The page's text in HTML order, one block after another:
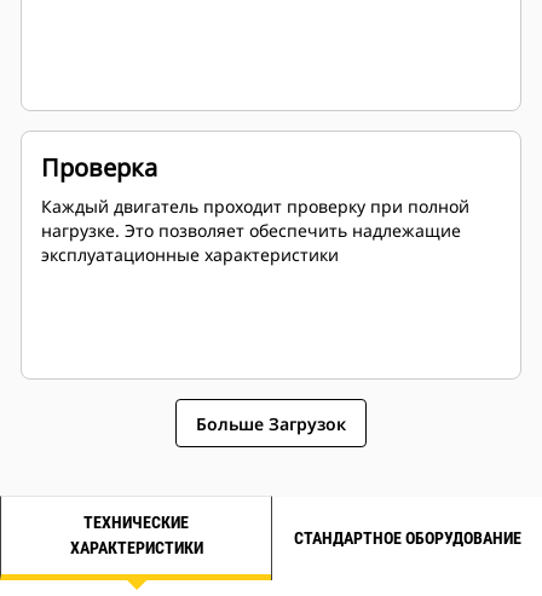
Проверка
Каждый двигатель проходит проверку при полной
нагрузке. Это позволяет обеспечить надлежащие
эксплуатационные характеристики
Больше Загрузок
ТЕХНИЧЕСКИЕ
ХАРАКТЕРИСТИКИ
СТАНДАРТНОЕ ОБОРУДОВАНИЕ